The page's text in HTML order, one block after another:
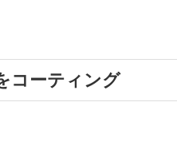
コーティング